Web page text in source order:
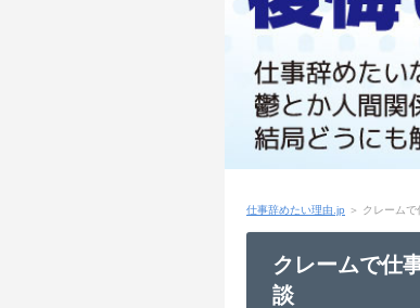
仕事辞めたい理由.jp ＞ クレーム
クレームで仕
談